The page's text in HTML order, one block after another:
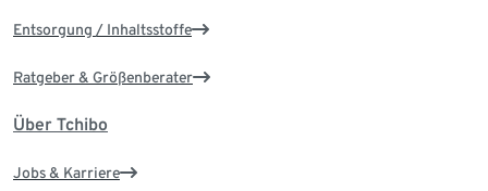
Entsorgung / Inhaltsstoffe
Ratgeber & Größenberater
Über Tchibo
Jobs & Karriere